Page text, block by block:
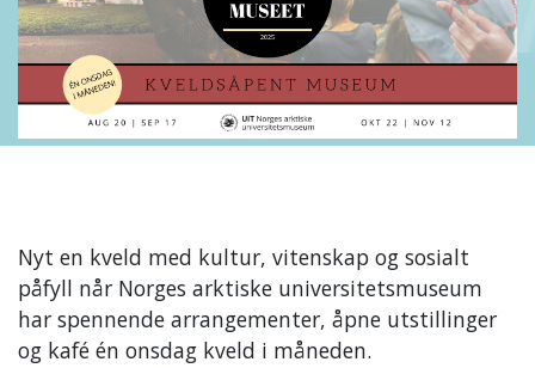
Nyt en kveld med kultur, vitenskap og sosialt
påfyll når Norges arktiske universitetsmuseum
har spennende arrangementer, åpne utstillinger
og kafé én onsdag kveld i måneden.